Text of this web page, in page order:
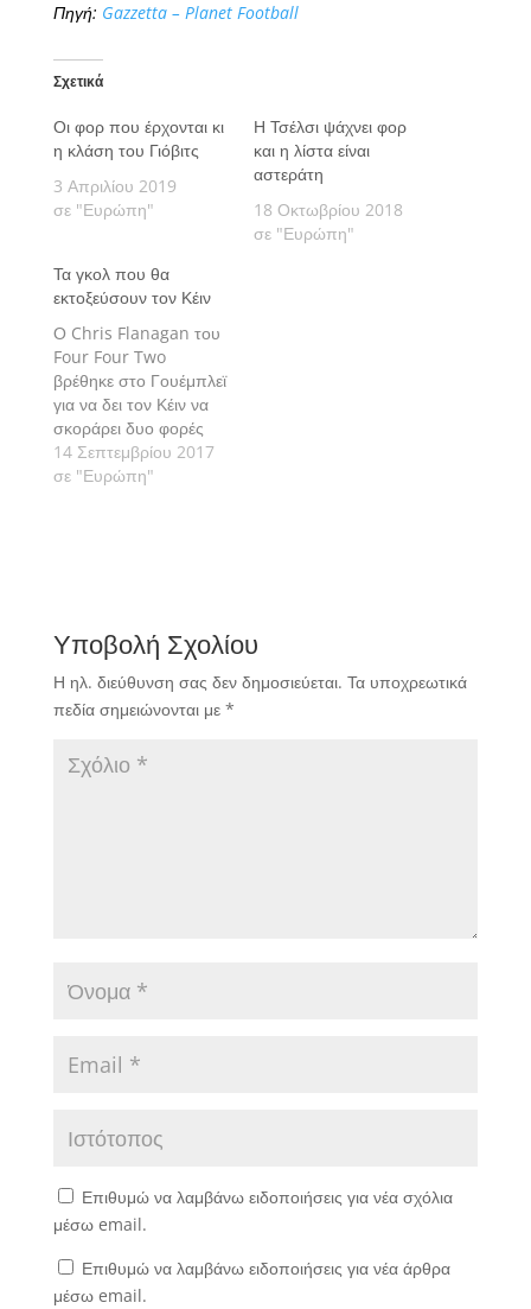
Πηγή: Gazzetta – Planet Football
Σχετικά
Οι φορ που έρχονται κι
η κλάση του Γιόβιτς
3 Απριλίου 2019
σε "Ευρώπη"
Η Τσέλσι ψάχνει φορ
και η λίστα είναι
αστεράτη
18 Οκτωβρίου 2018
σε "Ευρώπη"
Τα γκολ που θα
εκτοξεύσουν τον Κέιν
Ο Chris Flanagan του
Four Four Two
βρέθηκε στο Γουέμπλεϊ
για να δει τον Κέιν να
σκοράρει δυο φορές
στην τριάρα κόντρα
στη Ντόρτμουντ. Γιατί
14 Σεπτεμβρίου 2017
σε "Ευρώπη"
Υποβολή Σχολίου
Η ηλ. διεύθυνση σας δεν δημοσιεύεται. Τα υποχρεωτικά
πεδία σημειώνονται με *
Επιθυμώ να λαμβάνω ειδοποιήσεις για νέα σχόλια
μέσω email.
Επιθυμώ να λαμβάνω ειδοποιήσεις για νέα άρθρα
μέσω email.